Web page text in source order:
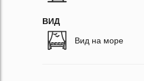
ВИД
Вид на море